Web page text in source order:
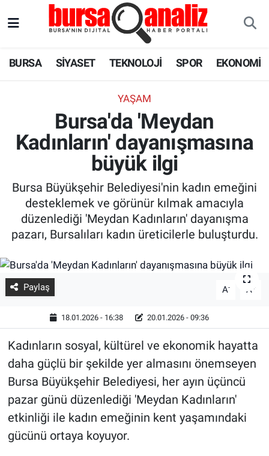
BURSA SİYASET TEKNOLOJİ SPOR EKONOMİ
YAŞAM
Bursa'da 'Meydan
Kadınların' dayanışmasına
büyük ilgi
Bursa Büyükşehir Belediyesi'nin kadın emeğini
desteklemek ve görünür kılmak amacıyla
düzenlediği 'Meydan Kadınların' dayanışma
pazarı, Bursalıları kadın üreticilerle buluşturdu.
Paylaş A- A +
18.01.2026 - 16:38 20.01.2026 - 09:36
Kadınların sosyal, kültürel ve ekonomik hayatta
daha güçlü bir şekilde yer almasını önemseyen
Bursa Büyükşehir Belediyesi, her ayın üçüncü
pazar günü düzenlediği 'Meydan Kadınların'
etkinliği ile kadın emeğinin kent yaşamındaki
gücünü ortaya koyuyor.
SPOR
SAĞLIK
ASTROLOJİ
BLOG
Süper Lig Puan Durumu ve Fikstür
Tüm Manşetler
Son Dakika Haberleri
Haber Arşivi